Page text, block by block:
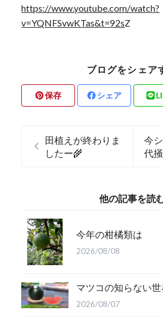
https://www.youtube.com/watch?
v=YQNFSvwKTas&t=92sZ
ブログをシェア
保存 シェア
田植えが終わりま
したー🌾
今
代
他の記事を読
今年の柑橘類は
2026/08/08
マツコの知らない世
2026/08/07